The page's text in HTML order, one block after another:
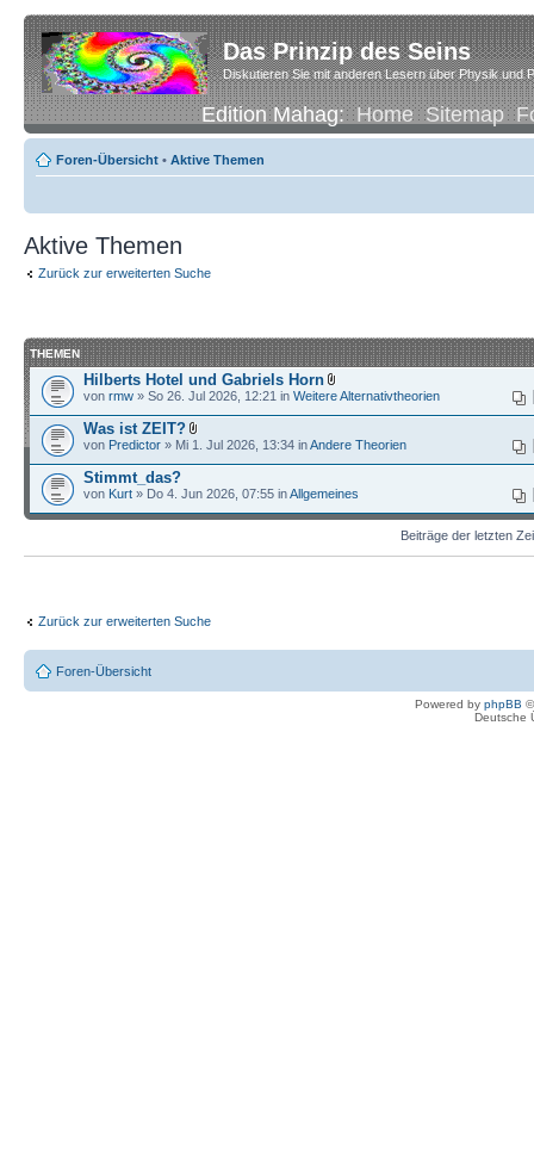
Das Prinzip des Seins
Diskutieren Sie mit anderen Lesern über Physik und
Edition Mahag:Home Sitemap
Foren-Übersicht • Aktive Themen
Aktive Themen
Zurück zur erweiterten Suche
THEMEN
Hilberts Hotel und Gabriels Horn
von rmw » So 26. Jul 2026, 12:21 in Weitere Alternativtheorien
Was ist ZEIT?
von Predictor » Mi 1. Jul 2026, 13:34 inAndere Theorien
Stimmt_das?
von Kurt » Do 4. Jun 2026, 07:55 inAllgemeines
Beiträge der letzten
Zurück zur erweiterten Suche
Foren-Übersicht
Powered by phpBB
Deutsche